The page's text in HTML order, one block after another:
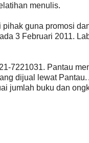
menulis.
guna promosi
3 Februari 2011.
7221031. Pantau
dijual lewat Pantau.
jumlah buku dan